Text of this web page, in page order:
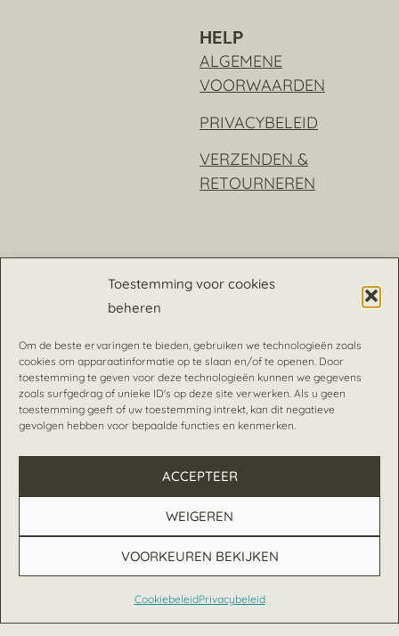
Toestemming voor cookies
beheren
Om de beste ervaringen te bieden, gebruiken we technologieën zoals
cookies om apparaatinformatie op te slaan en/of te openen. Door
toestemming te geven voor deze technologieën kunnen we gegevens
zoals surfgedrag of unieke ID's op deze site verwerken. Als u geen
toestemming geeft of uw toestemming intrekt, kan dit negatieve
gevolgen hebben voor bepaalde functies en kenmerken.
ACCEPTEER
WEIGEREN
VOORKEUREN BEKIJKEN
CookiebeleidPrivacybeleid
HELP
ALGEMENE
VOORWAARDEN
PRIVACYBELEID
VERZENDEN &
RETOURNEREN
NEEM CONTACT MET
ONS OP
+31 (0) 10 3 02 07 00
E-MAILEN
Nederlands